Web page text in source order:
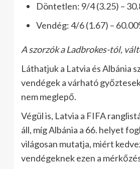
Döntetlen: 9/4 (3.25) –
Vendég: 4/6 (1.67) –
A szorzók a Ladbrokes-tól,
Láthatjuk a Latvia és Albánia
vendégek a várható
nem meglepő.
Végül is, Latvia a FIFA
áll, míg Albánia a 66. helyet
világosan mutatja, miért
vendégeknek ezen a